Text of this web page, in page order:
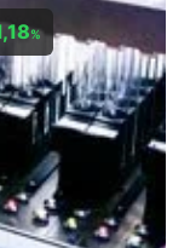
%